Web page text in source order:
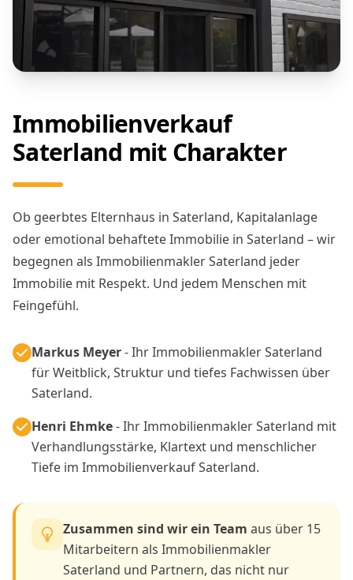
Immobilienverkauf
Saterland mit Charakter
Ob geerbtes Elternhaus in Saterland, Kapitalanlage
oder emotional behaftete Immobilie in Saterland – wir
begegnen als Immobilienmakler Saterland jeder
Immobilie mit Respekt. Und jedem Menschen mit
Feingefühl.
Markus Meyer- Ihr Immobilienmakler Saterland
für Weitblick, Struktur und tiefes Fachwissen über
Saterland.
Henri Ehmke- Ihr Immobilienmakler Saterland mit
Verhandlungsstärke, Klartext und menschlicher
Tiefe im Immobilienverkauf Saterland.
Zusammen sind wir ein Team aus über 15
Mitarbeitern als Immobilienmakler
Saterland und Partnern, das nicht nur